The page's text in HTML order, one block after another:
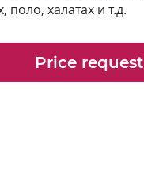
поло, халатах и т.д.
Price request